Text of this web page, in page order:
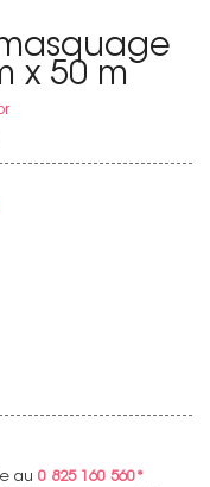
x 50 m
au 0 825 160 560*